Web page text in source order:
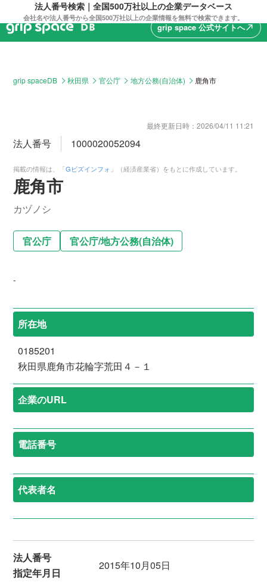
法人番号検索｜全国500万社以上の企業データベース
会社名や法人番号から全国500万社以上の企業情報を無料で検索できます。
grip space 公式サイトへnorth_east
grip spaceDB 秋田県 官公庁 地方公務(自治体) 鹿角市
最終更新日時： 2026/04/11 11:21
法人番号 1000020052094
掲載の情報は、「Gビズインフォ 」（経済産業省）をもとに作成しています。
鹿角市
カヅノシ
官公庁 官公庁/地方公務(自治体)
-
所在地
0185201
秋田県鹿角市花輪字荒田４－１
企業のURL
電話番号
代表者名
法人番号
指定年月日
2015年10月05日